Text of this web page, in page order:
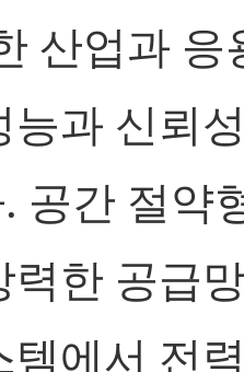
산업과 응
능과 신뢰
공간 절약
력한 공급
템에서 전